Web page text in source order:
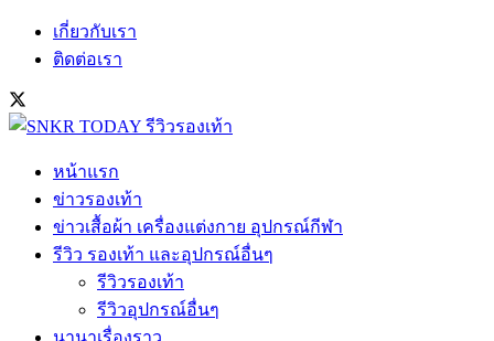
เกี่ยวกับเรา
ติดต่อเรา
หน้าแรก
ข่าวรองเท้า
ข่าวเสื้อผ้า เครื่องแต่งกาย อุปกรณ์กีฬา
รีวิว รองเท้า และอุปกรณ์อื่นๆ
รีวิวรองเท้า
รีวิวอุปกรณ์อื่นๆ
นานาเรื่องราว